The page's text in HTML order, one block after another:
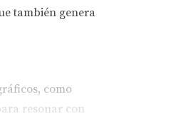
también genera
como
resonar con